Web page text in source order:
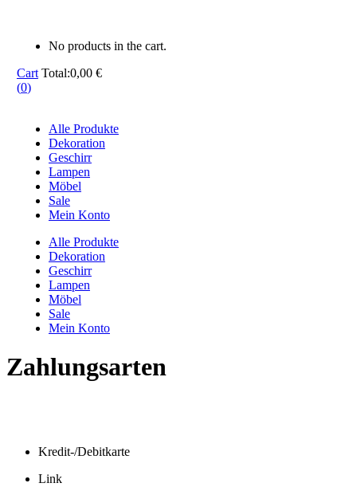
No products in the cart.
Cart Total:0,00 €
(0)
Alle Produkte
Dekoration
Geschirr
Lampen
Möbel
Sale
Mein Konto
Alle Produkte
Dekoration
Geschirr
Lampen
Möbel
Sale
Mein Konto
Zahlungsarten
Kredit-/Debitkarte
Link